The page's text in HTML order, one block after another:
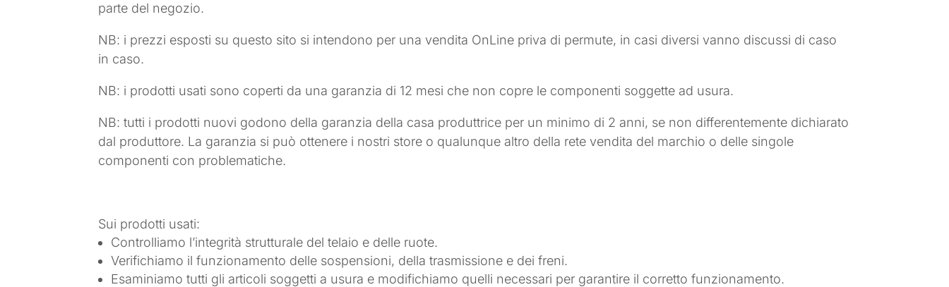
parte del negozio.
NB: i prezzi esposti su questo sito si intendono per una vendita OnLine priva di permute, in casi diversi vanno discussi di caso
in caso.
NB: i prodotti usati sono coperti da una garanzia di 12 mesi che non copre le componenti soggette ad usura.
NB: tutti i prodotti nuovi godono della garanzia della casa produttrice per un minimo di 2 anni, se non differentemente dichiarato
dal produttore. La garanzia si può ottenere i nostri store o qualunque altro della rete vendita del marchio o delle singole
componenti con problematiche.
Sui prodotti usati:
Controlliamo l’integrità strutturale del telaio e delle ruote.
Verifichiamo il funzionamento delle sospensioni, della trasmissione e dei freni.
Esaminiamo tutti gli articoli soggetti a usura e modifichiamo quelli necessari per garantire il corretto funzionamento.